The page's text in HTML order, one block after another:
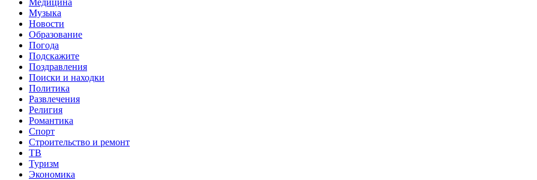
Музыка
Новости
Образование
Погода
Подскажите
Поздравления
Поиски и находки
Политика
Развлечения
Религия
Романтика
Спорт
Строительство и ремонт
ТВ
Туризм
Экономика